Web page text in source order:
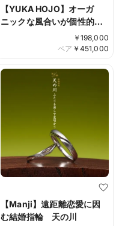
【YUKA HOJO】オーガ
ニックな風合いが個性的
￥ 198,000
￥ 451,000
ペア
【Manji】遠距離恋愛に因
む結婚指輪 天の川